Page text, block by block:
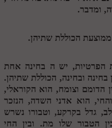
ומדבר.
ממוצעת הכוללת שתיהן.
הפרטיות, יש ה בחינה אחת
בחינה ובחינה, הכוללת שתיהן.
וצומח, הוא הקוראלי,
הוא אדני השדה, הנזכר
גדל בקרקע, וטבורו נשרש
הטבור שלו מת. ובין החי